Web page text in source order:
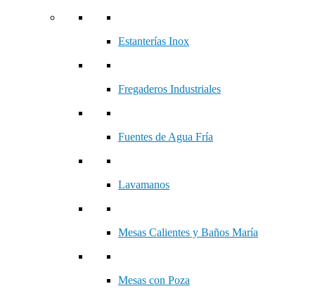
Estanterías Inox
Fregaderos Industriales
Fuentes de Agua Fría
Lavamanos
Mesas Calientes y Baños María
Mesas con Poza